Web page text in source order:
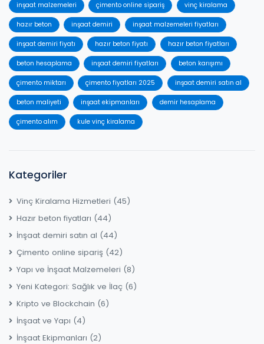
inşaat malzemeleri çimento online sipariş vinç kiralama
hazır beton inşaat demiri inşaat malzemeleri fiyatları
inşaat demiri fiyatı hazır beton fiyatı hazır beton fiyatları
beton hesaplama inşaat demiri fiyatları beton karışımı
çimento miktarı çimento fiyatları 2025 inşaat demiri satın al
beton maliyeti inşaat ekipmanları demir hesaplama
çimento alım kule vinç kiralama
Kategoriler
Vinç Kiralama Hizmetleri (45)
Hazır beton fiyatları (44)
İnşaat demiri satın al (44)
Çimento online sipariş (42)
Yapı ve İnşaat Malzemeleri (8)
Yeni Kategori: Sağlık ve İlaç (6)
Kripto ve Blockchain (6)
İnşaat ve Yapı (4)
İnşaat Ekipmanları (2)